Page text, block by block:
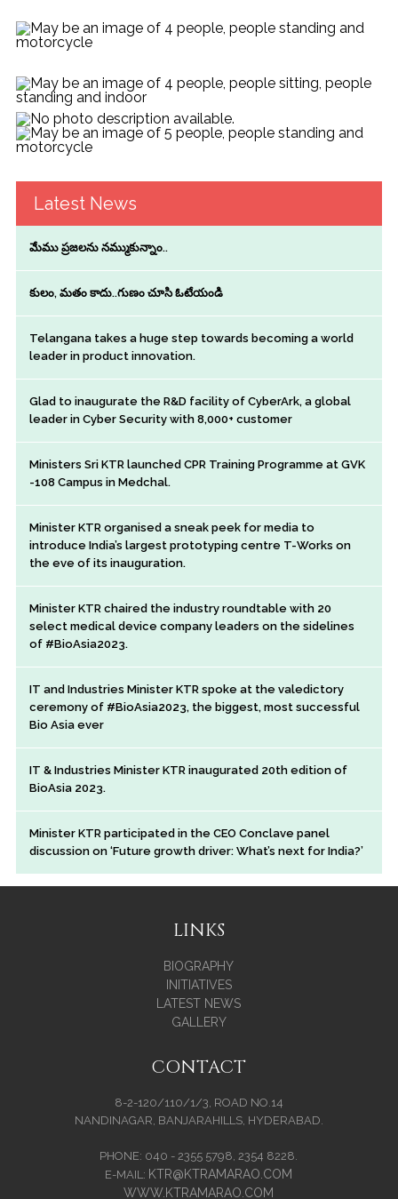
Latest News
మేము ప్రజలను నమ్ముకున్నాం..
కులం, మతం కాదు..గుణం చూసి ఓటేయండి
Telangana takes a huge step towards becoming a world
leader in product innovation.
Glad to inaugurate the R&D facility of CyberArk, a global
leader in Cyber Security with 8,000+ customer
Ministers Sri KTR launched CPR Training Programme at GVK
-108 Campus in Medchal.
Minister KTR organised a sneak peek for media to
introduce India’s largest prototyping centre T-Works on
the eve of its inauguration.
Minister KTR chaired the industry roundtable with 20
select medical device company leaders on the sidelines
of #BioAsia2023.
IT and Industries Minister KTR spoke at the valedictory
ceremony of #BioAsia2023, the biggest, most successful
Bio Asia ever
IT & Industries Minister KTR inaugurated 20th edition of
BioAsia 2023.
Minister KTR participated in the CEO Conclave panel
discussion on ‘Future growth driver: What’s next for India?’
LINKS
BIOGRAPHY
INITIATIVES
LATEST NEWS
GALLERY
CONTACT
8-2-120/110/1/3, ROAD NO.14
NANDINAGAR, BANJARAHILLS, HYDERABAD.
PHONE: 040 - 2355 5798, 2354 8228.
E-MAIL: KTR@KTRAMARAO.COM
WWW.KTRAMARAO.COM